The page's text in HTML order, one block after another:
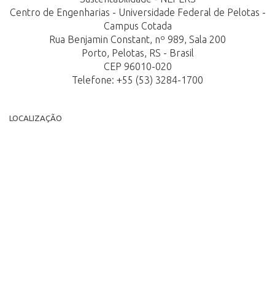
Centro de Engenharias - Universidade Federal de Pelotas -
Campus Cotada
Rua Benjamin Constant, nº 989, Sala 200
Porto, Pelotas, RS - Brasil
CEP 96010-020
Telefone: +55 (53) 3284-1700
LOCALIZAÇÃO